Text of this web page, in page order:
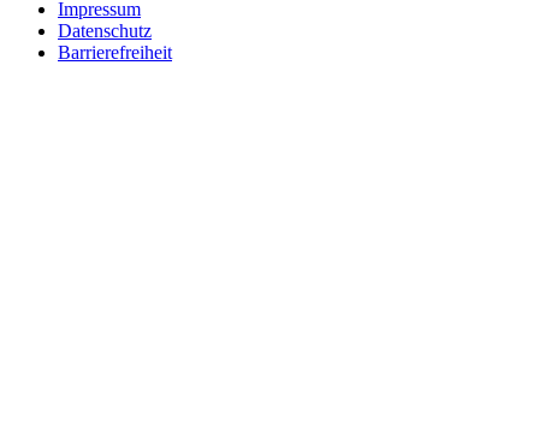
Impressum
Datenschutz
Barrierefreiheit